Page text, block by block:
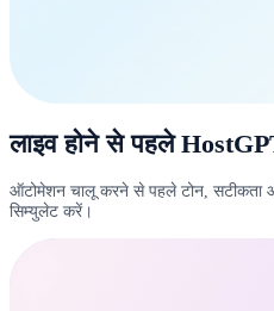
लाइव होने से पहले
ऑटोमेशन चालू करने से पहले टोन, सटीकता
सिम्युलेट करें।